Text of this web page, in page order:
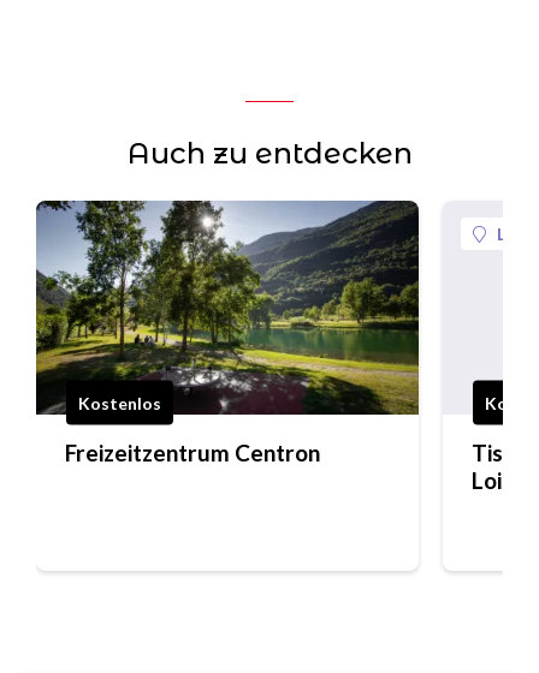
Auch zu entdecken
Kostenlos
Freizeitzentrum Centron
La